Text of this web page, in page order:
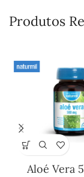
Produtos
Aloé Vera